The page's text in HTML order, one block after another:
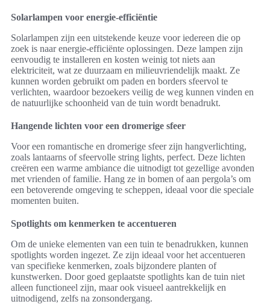
Solarlampen voor energie-efficiëntie
Solarlampen zijn een uitstekende keuze voor iedereen die op
zoek is naar energie-efficiënte oplossingen. Deze lampen zijn
eenvoudig te installeren en kosten weinig tot niets aan
elektriciteit, wat ze duurzaam en milieuvriendelijk maakt. Ze
kunnen worden gebruikt om paden en borders sfeervol te
verlichten, waardoor bezoekers veilig de weg kunnen vinden en
de natuurlijke schoonheid van de tuin wordt benadrukt.
Hangende lichten voor een dromerige sfeer
Voor een romantische en dromerige sfeer zijn hangverlichting,
zoals lantaarns of sfeervolle string lights, perfect. Deze lichten
creëren een warme ambiance die uitnodigt tot gezellige avonden
met vrienden of familie. Hang ze in bomen of aan pergola’s om
een betoverende omgeving te scheppen, ideaal voor die speciale
momenten buiten.
Spotlights om kenmerken te accentueren
Om de unieke elementen van een tuin te benadrukken, kunnen
spotlights worden ingezet. Ze zijn ideaal voor het accentueren
van specifieke kenmerken, zoals bijzondere planten of
kunstwerken. Door goed geplaatste spotlights kan de tuin niet
alleen functioneel zijn, maar ook visueel aantrekkelijk en
uitnodigend, zelfs na zonsondergang.